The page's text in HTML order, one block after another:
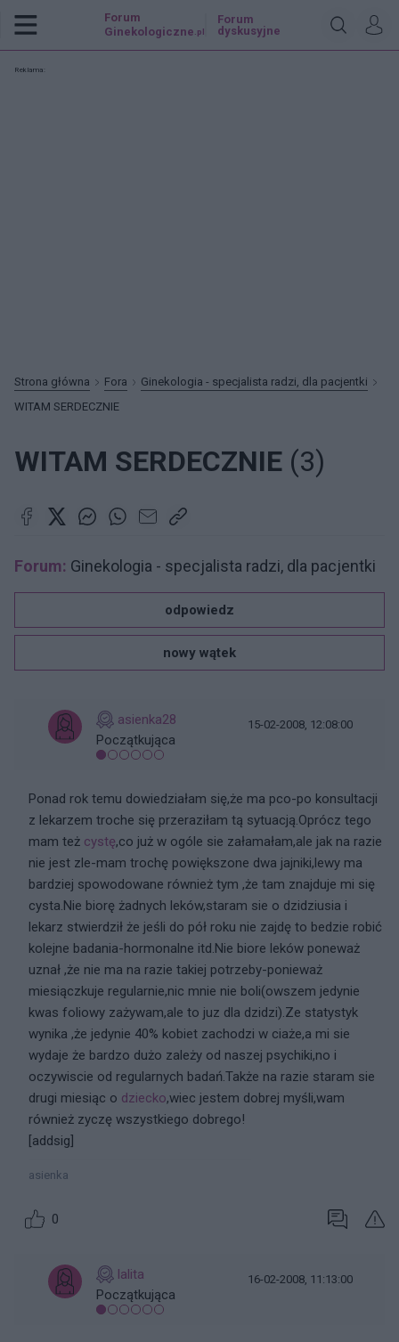
Forum
Ginekologiczne .pl
Forum
dyskusyjne
Reklama:
Strona główna Fora
Ginekologia - specjalista radzi, dla pacjentki
WITAM SERDECZNIE
WITAM SERDECZNIE (3)
Forum: Ginekologia - specjalista radzi, dla pacjentki
odpowiedz
nowy wątek
asienka28
Początkująca
15-02-2008, 12:08:00
Ponad rok temu dowiedziałam się,że ma pco-po konsultacji
z lekarzem troche się przeraziłam tą sytuacją.Oprócz tego
mam też cystę,co już w ogóle sie załamałam,ale jak na razie
nie jest zle-mam trochę powiększone dwa jajniki,lewy ma
bardziej spowodowane również tym ,że tam znajduje mi się
cysta.Nie biorę żadnych leków,staram sie o dzidziusia i
lekarz stwierdził że jeśli do pół roku nie zajdę to bedzie robić
kolejne badania-hormonalne itd.Nie biore leków poneważ
uznał ,że nie ma na razie takiej potrzeby-ponieważ
miesiączkuje regularnie,nic mnie nie boli(owszem jedynie
kwas foliowy zażywam,ale to juz dla dzidzi).Ze statystyk
wynika ,że jedynie 40% kobiet zachodzi w ciaże,a mi sie
wydaje że bardzo dużo zależy od naszej psychiki,no i
oczywiscie od regularnych badań.Także na razie staram sie
drugi miesiąc o dziecko,wiec jestem dobrej myśli,wam
również zyczę wszystkiego dobrego!
[addsig]
asienka
0
lalita
Początkująca
16-02-2008, 11:13:00